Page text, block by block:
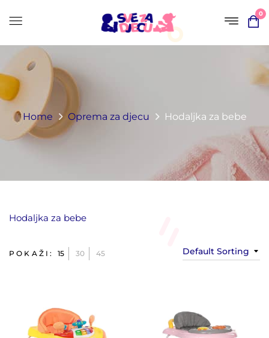
0
Home Oprema za djecu Hodaljka za bebe​
Hodaljka za bebe​
Default Sorting
POKAŽI: 15 30 45